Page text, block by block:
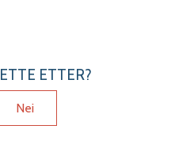
ETTER?
Nei